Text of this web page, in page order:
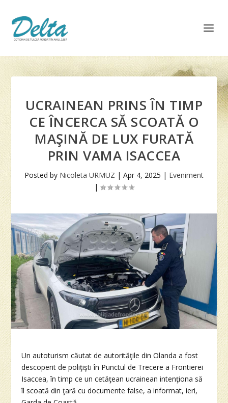
UCRAINEAN PRINS ÎN TIMP
CE ÎNCERCA SĂ SCOATĂ O
MAŞINĂ DE LUX FURATĂ
PRIN VAMA ISACCEA
Posted by Nicoleta URMUZ | Apr 4, 2025 | Eveniment
|
Un autoturism căutat de autorităţile din Olanda a fost
descoperit de poliţişti în Punctul de Trecere a Frontierei
Isaccea, în timp ce un cetăţean ucrainean intenţiona să
îl scoată din ţară cu documente false, a informat, ieri,